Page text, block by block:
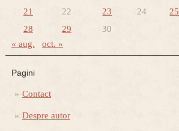
21
22 23 24 25
28
29 30
« aug. oct. »
Pagini
Contact
Despre autor